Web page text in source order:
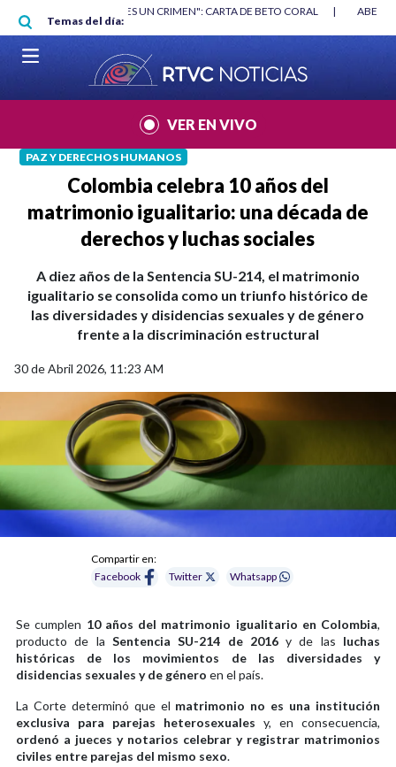
Pasar al contenido principal
Temas del día:
"HABLAR NO ES UN CRIMEN": CARTA DE BETO CORAL |
VER EN VIVO
PAZ Y DERECHOS HUMANOS
Colombia celebra 10 años del
matrimonio igualitario: una década de
derechos y luchas sociales
A diez años de la Sentencia SU-214, el matrimonio
igualitario se consolida como un triunfo histórico de
las diversidades y disidencias sexuales y de género
frente a la discriminación estructural
30 de Abril 2026, 11:23 AM
Compartir en:
Facebook
Twitter Whatsapp
Se cumplen 10 años del matrimonio igualitario en Colombia,
producto de la Sentencia SU-214 de 2016y de las luchas
históricas de los movimientos de las diversidades y
disidencias sexuales y de género en el país.
La Corte determinó que el matrimonio no es una institución
exclusiva para parejas heterosexuales y, en consecuencia,
ordenó a jueces y notarios celebrar y registrar matrimonios
civiles entre parejas del mismo sexo.